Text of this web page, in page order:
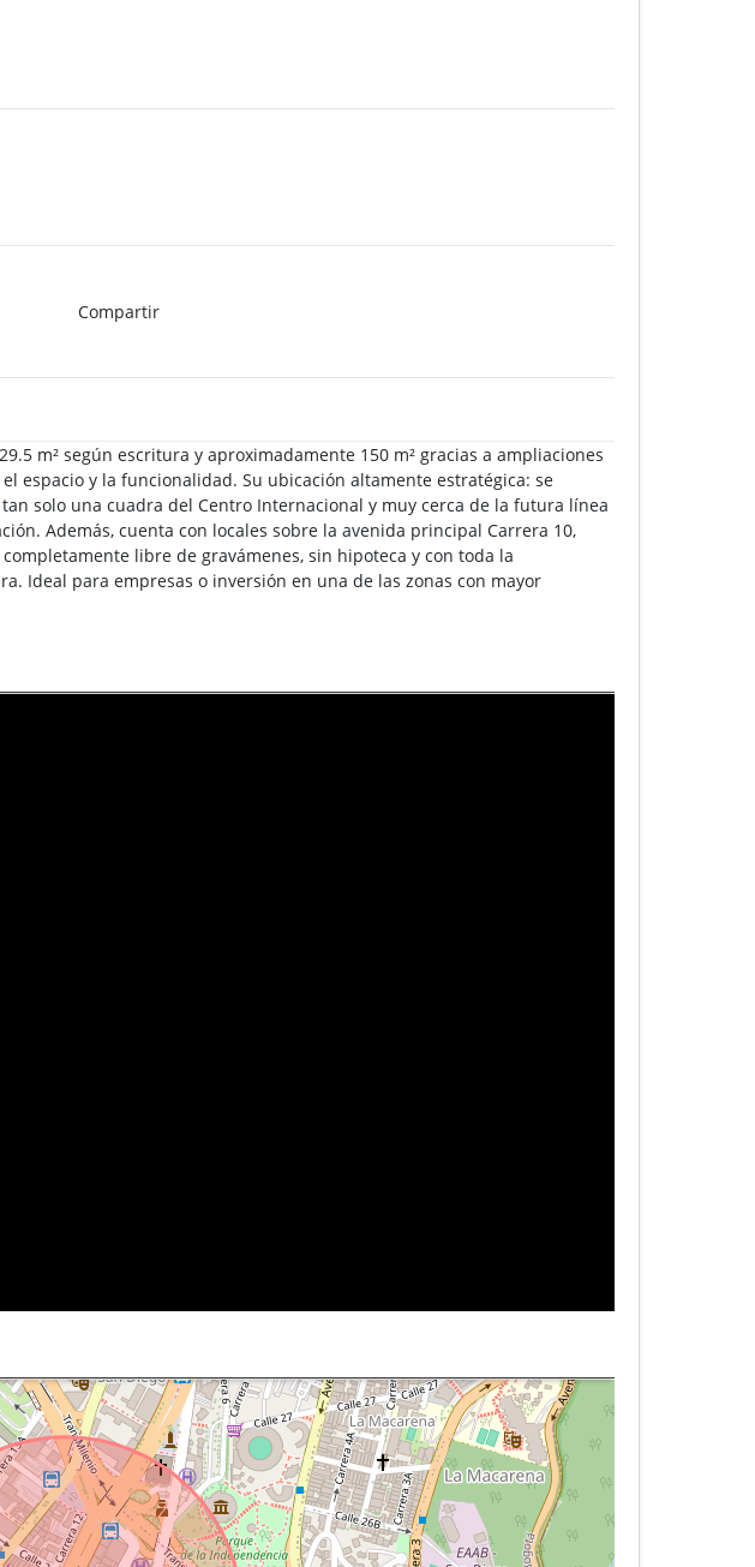
Compartir
m² según escritura y aproximadamente 150 m² gracias a ampliaciones
espacio y la funcionalidad. Su ubicación altamente estratégica: se
solo una cuadra del Centro Internacional y muy cerca de la futura línea
Además, cuenta con locales sobre la avenida principal Carrera 10,
libre de gravámenes, sin hipoteca y con toda la
Ideal para empresas o inversión en una de las zonas con mayor